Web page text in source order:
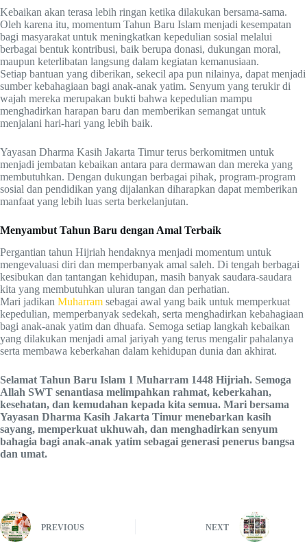
Kebaikan akan terasa lebih ringan ketika dilakukan bersama-sama.
Oleh karena itu, momentum Tahun Baru Islam menjadi kesempatan
bagi masyarakat untuk meningkatkan kepedulian sosial melalui
berbagai bentuk kontribusi, baik berupa donasi, dukungan moral,
maupun keterlibatan langsung dalam kegiatan kemanusiaan.
Setiap bantuan yang diberikan, sekecil apa pun nilainya, dapat menjadi
sumber kebahagiaan bagi anak-anak yatim. Senyum yang terukir di
wajah mereka merupakan bukti bahwa kepedulian mampu
menghadirkan harapan baru dan memberikan semangat untuk
menjalani hari-hari yang lebih baik.
Yayasan Dharma Kasih Jakarta Timur terus berkomitmen untuk
menjadi jembatan kebaikan antara para dermawan dan mereka yang
membutuhkan. Dengan dukungan berbagai pihak, program-program
sosial dan pendidikan yang dijalankan diharapkan dapat memberikan
manfaat yang lebih luas serta berkelanjutan.
Menyambut Tahun Baru dengan Amal Terbaik
Pergantian tahun Hijriah hendaknya menjadi momentum untuk
mengevaluasi diri dan memperbanyak amal saleh. Di tengah berbagai
kesibukan dan tantangan kehidupan, masih banyak saudara-saudara
kita yang membutuhkan uluran tangan dan perhatian.
Mari jadikan Muharram sebagai awal yang baik untuk memperkuat
kepedulian, memperbanyak sedekah, serta menghadirkan kebahagiaan
bagi anak-anak yatim dan dhuafa. Semoga setiap langkah kebaikan
yang dilakukan menjadi amal jariyah yang terus mengalir pahalanya
serta membawa keberkahan dalam kehidupan dunia dan akhirat.
Selamat Tahun Baru Islam 1 Muharram 1448 Hijriah. Semoga
Allah SWT senantiasa melimpahkan rahmat, keberkahan,
kesehatan, dan kemudahan kepada kita semua. Mari bersama
Yayasan Dharma Kasih Jakarta Timur menebarkan kasih
sayang, memperkuat ukhuwah, dan menghadirkan senyum
bahagia bagi anak-anak yatim sebagai generasi penerus bangsa
dan umat.
PREVIOUS NEXT